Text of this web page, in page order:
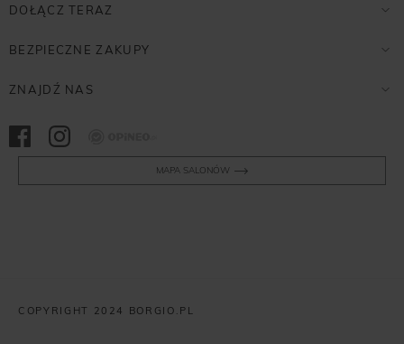
DOŁĄCZ TERAZ
BEZPIECZNE ZAKUPY
ZNAJDŹ NAS
MAPA SALONÓW
COPYRIGHT 2024 BORGIO.PL